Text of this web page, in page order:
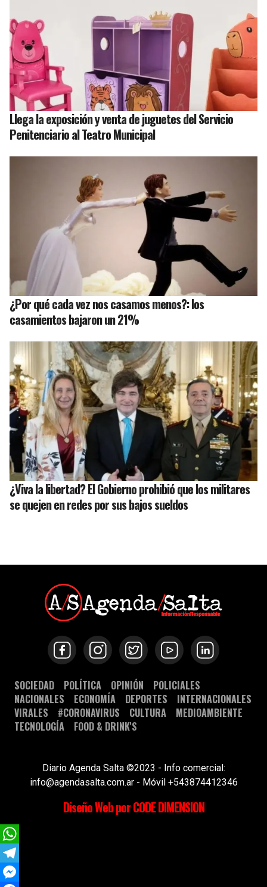
Llega la exposición y venta de juguetes del Servicio
Penitenciario al Teatro Municipal
¿Por qué cada vez nos casamos menos?: los
casamientos bajaron un 21%
¿Viva la libertad? El Gobierno prohibió que los militares
se quejen en redes por sus bajos sueldos
SOCIEDAD POLÍTICA OPINIÓN
POLICIALES
NACIONALES
ECONOMÍA DEPORTES
INTERNACIONALES
VIRALES
#CORONAVIRUS CULTURA
MEDIOAMBIENTE
TECNOLOGÍA
FOOD & DRINK'S
Diario Agenda Salta ©2023 - Info comercial:
info@agendasalta.com.ar - Móvil +543874412346
Diseño Web por CODE DIMENSION
WhatsApp
Telegram